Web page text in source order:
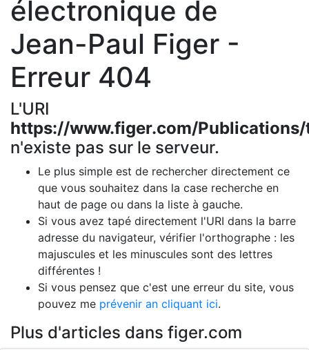
électronique de
Jean-Paul Figer -
Erreur 404
L'URI
https://www.figer.com/
n'existe pas sur le serveur.
Le plus simple est de rechercher directement ce
que vous souhaitez dans la case recherche en
haut de page ou dans la liste à gauche.
Si vous avez tapé directement l'URI dans la barre
adresse du navigateur, vérifier l'orthographe : les
majuscules et les minuscules sont des lettres
différentes !
Si vous pensez que c'est une erreur du site, vous
pouvez me prévenir an cliquant ici.
Plus d'articles dans figer.com